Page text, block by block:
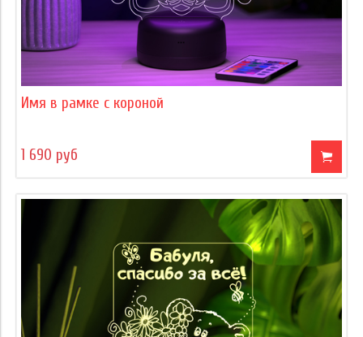
Имя в рамке с короной
1 690 руб